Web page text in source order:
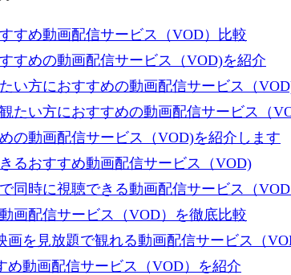
すめ動画配信サービス（VOD）比較
すめの動画配信サービス（VOD)を紹介
い方におすすめの動画配信サービス（
たい方におすすめの動画配信サービス（
の動画配信サービス（VOD)を紹介します
るおすすめ動画配信サービス（VOD)
同時に視聴できる動画配信サービス（VOD
画配信サービス（VOD）を徹底比較
画を見放題で観れる動画配信サービス（
め動画配信サービス（VOD）を紹介